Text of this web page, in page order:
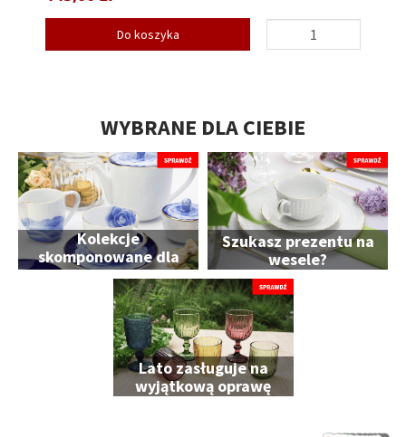
Do koszyka
WYBRANE DLA CIEBIE
Kolekcje
skomponowane dla
Ciebie
Szukasz prezentu na
wesele?
Lato zasługuje na
wyjątkową oprawę